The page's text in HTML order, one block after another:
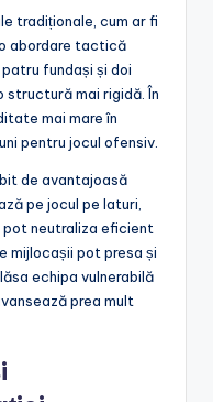
tradiționale, cum ar fi
tactică
fundași și doi
mai rigidă. În
mai mare în
pentru jocul ofensiv.
de avantajoasă
pe jocul pe laturi,
neutraliza eficient
mijlocașii pot presa și
echipa vulnerabilă
prea mult